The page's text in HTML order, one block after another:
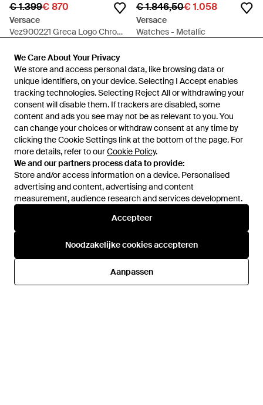
We Care About Your Privacy
We store and access personal data, like browsing data or
unique identifiers, on your device. Selecting I Accept enables
tracking technologies. Selecting Reject All or withdrawing your
consent will disable them. If trackers are disabled, some
content and ads you see may not be as relevant to you. You
can change your choices or withdraw consent at any time by
clicking the Cookie Settings link at the bottom of the page. For
more details, refer to ourCookie Policy.
We and our partners process data to provide:
Store and/or access information on a device. Personalised
advertising and content, advertising and content
measurement, audience research and services development.
Accepteer
Noodzakelijke cookies accepteren
Aanpassen
We Care About Your Privacy
We store and access personal data, like browsing data or
unique identifiers, on your device. Selecting I Accept enables
tracking technologies. Selecting Reject All or withdrawing your
consent will disable them. If trackers are disabled, some
content and ads you see may not be as relevant to you. You
can change your choices or withdraw consent at any time by
clicking the Cookie Settings link at the bottom of the page. For
more details, refer to ourCookie Policy.
We and our partners process data to provide:
Store and/or access information on a device. Personalised
advertising and content, advertising and content
measurement, audience research and services development.
Accepteer
Noodzakelijke cookies accepteren
Aanpassen
€ 1.399€ 870
Versace
Vez900221 Greca Logo Chrono
SALE
€ 1.846,50€ 1.058
Versace
Watches - Metallic
€ 1.908,50
Horloges - Metallic
Versace
Van
SALE